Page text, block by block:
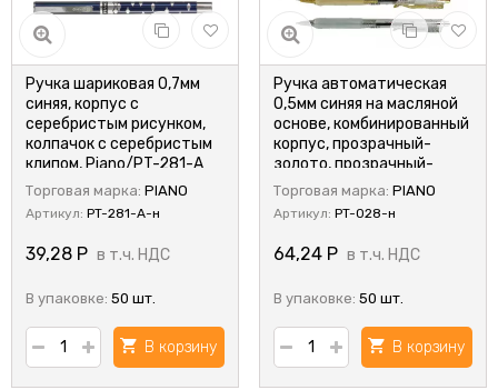
Ручка шариковая 0,7мм
синяя, корпус с
серебристым рисунком,
колпачок с серебристым
клипом, Piano/PT-281-A
(50)
Торговая марка: PIANO
Артикул: PT-281-A-н
39,28 Р в т.ч. НДС
В упаковке: 50 шт.
В корзину
Ручка автоматическая
0,5мм синяя на масляной
основе, комбинированный
корпус, прозрачный-
золото, прозрачный-
серебро, PIANO/PT-028
(50/1200)
Торговая марка: PIANO
Артикул: PT-028-н
64,24 Р в т.ч. НДС
В упаковке: 50 шт.
В корзину